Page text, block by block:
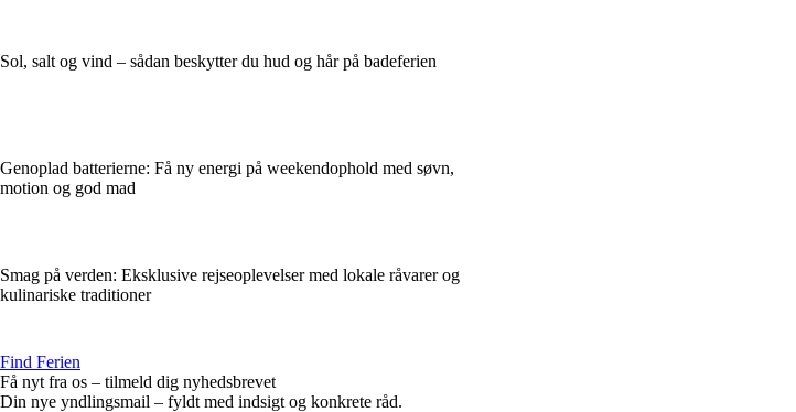
Sol, salt og vind – sådan beskytter du hud og hår på badeferien
Genoplad batterierne: Få ny energi på weekendophold med søvn,
motion og god mad
Smag på verden: Eksklusive rejseoplevelser med lokale råvarer og
kulinariske traditioner
Find Ferien
Få nyt fra os – tilmeld dig nyhedsbrevet
Din nye yndlingsmail – fyldt med indsigt og konkrete råd.